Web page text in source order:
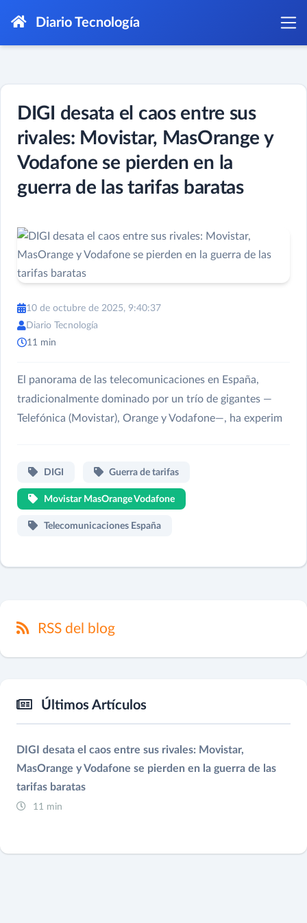
Diario Tecnología
DIGI desata el caos entre sus
rivales: Movistar, MasOrange y
Vodafone se pierden en la
guerra de las tarifas baratas
10 de octubre de 2025, 9:40:37
Diario Tecnología
11 min
El panorama de las telecomunicaciones en España,
tradicionalmente dominado por un trío de gigantes —
Telefónica (Movistar), Orange y Vodafone—, ha experim
DIGI Guerra de tarifas
Movistar MasOrange Vodafone
Telecomunicaciones España
RSS del blog
Últimos Artículos
DIGI desata el caos entre sus rivales: Movistar,
MasOrange y Vodafone se pierden en la guerra de las
tarifas baratas
11 min